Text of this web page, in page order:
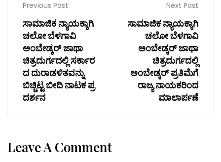
Previous Post
ಸಾಮಾಜಿಕ ನ್ಯಾಯಕ್ಕಾಗಿ
ಚಲೋ ಬೆಳಗಾವಿ
ಅಂಬೇಡ್ಕ‌ರ್ ಜಾಥಾ
ಚಿತ್ರದುರ್ಗದಲ್ಲಿ ಸರ್ಕಾರ
ದ ದುರಾಡಳಿತವನ್ನು
ಬಿಚ್ಚಿಟ್ಟ ಬೀದಿ ನಾಟಕ ಪ್ರ
ದರ್ಶನ
Next Post
ಸಾಮಾಜಿಕ ನ್ಯಾಯಕ್ಕಾಗಿ
ಚಲೋ ಬೆಳಗಾವಿ
ಅಂಬೇಡ್ಕ‌ರ್ ಜಾಥಾ
ಚಿತ್ರದುರ್ಗದಲ್ಲಿ
ಅಂಬೇಡ್ಕರ್ ಪ್ರತಿಮೆಗೆ
ರಾಜ್ಯ ನಾಯಕರಿಂದ
ಮಾಲಾರ್ಪಣೆ
Leave A Comment